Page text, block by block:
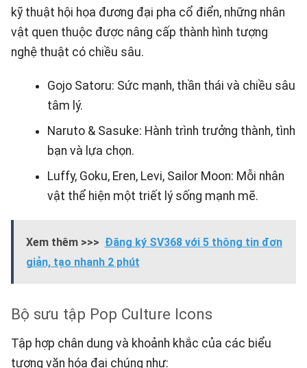
kỹ thuật hội họa đương đại pha cổ điển, những nhân
vật quen thuộc được nâng cấp thành hình tượng
nghệ thuật có chiều sâu.
Gojo Satoru: Sức mạnh, thần thái và chiều sâu
tâm lý.
Naruto & Sasuke: Hành trình trưởng thành, tình
bạn và lựa chọn.
Luffy, Goku, Eren, Levi, Sailor Moon: Mỗi nhân
vật thể hiện một triết lý sống mạnh mẽ.
Xem thêm >>> Đăng ký SV368 với 5 thông tin đơn
giản, tạo nhanh 2 phút
Bộ sưu tập Pop Culture Icons
Tập hợp chân dung và khoảnh khắc của các biểu
tượng văn hóa đại chúng như: